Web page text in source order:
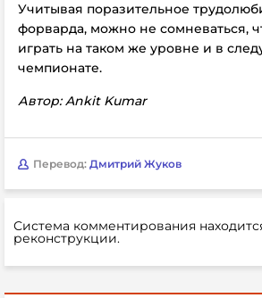
Учитывая поразительное
форварда, можно не сомневаться,
играть на таком же уровне и в
чемпионате.
Автор: Ankit Kumar
Перевод: Дмитрий Жуков
Система комментирования
реконструкции.